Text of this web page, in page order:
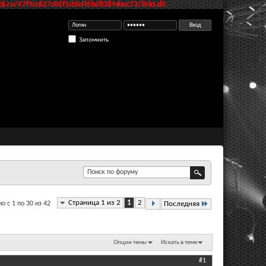
47f9cc627c06f1cbb4f6bd8389dacc73/links.db
Запомнить
Страница 1 из 2 1 2 Последняя
с 1 по 30 из 42
Опции темы Искать в теме
#1